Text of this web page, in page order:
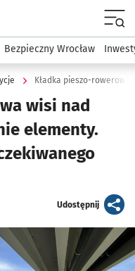
Dla mieszkańca
Bezpieczny Wrocław
wisi nad
elementy.
Udostępnijartykuł